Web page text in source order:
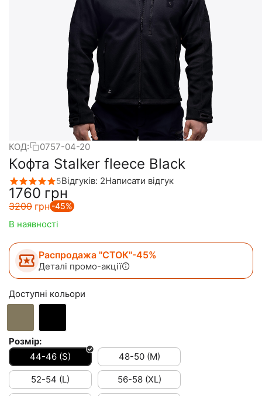
КОД: 0757-04-20
Кофта Stalker fleece Black
5Відгуків: 2Написати відгук
‍1760‍ грн
‍3200‍ грн -45%
В наявності
Распродажа "СТОК"-45%
Деталі промо-акції
Доступні кольори
Розмір:
44-46 (S)
48-50 (M)
52-54 (L) 56-58 (XL)